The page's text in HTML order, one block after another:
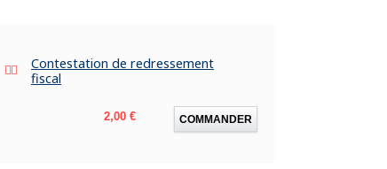
Contestation de redressement
fiscal
Prix
2,00 € COMMANDER